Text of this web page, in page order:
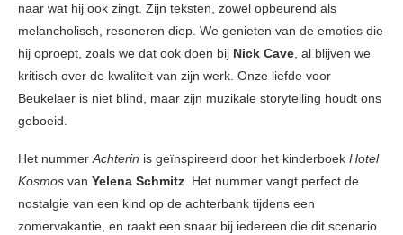
naar wat hij ook zingt. Zijn teksten, zowel opbeurend als
melancholisch, resoneren diep. We genieten van de emoties die
hij oproept, zoals we dat ook doen bij Nick Cave, al blijven we
kritisch over de kwaliteit van zijn werk. Onze liefde voor
Beukelaer is niet blind, maar zijn muzikale storytelling houdt ons
geboeid.
Het nummerAchterin is geïnspireerd door het kinderboek Hotel
Kosmos van Yelena Schmitz. Het nummer vangt perfect de
nostalgie van een kind op de achterbank tijdens een
zomervakantie, en raakt een snaar bij iedereen die dit scenario